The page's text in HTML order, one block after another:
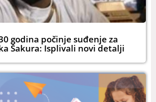
godina počinje suđenje za
Šakura: Isplivali novi detalji